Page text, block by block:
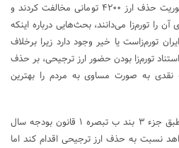
درحالیکه نمایندگان مجلس با دو فوریت حذف ارز ۴۲۰۰ تومانی مخالفت کردند و
را تورم‌زا می‌دانند، بحث‌هایی درباره اینکه
تورم‌زاست یا خیر وجود دارد زیرا برخلاف
تورم‌زا بودن حضور ارز ترجیحی، بر حذف
نقدی به صورت مساوی به مردم را بهترین
، درحالیکه طبق جزء ۳ بند ب تبصره ۱ قانون بودجه سال
نسبت به حذف ارز ترجیحی اقدام کند اما